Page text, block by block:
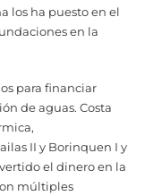
los ha puesto en el
en la
para financiar
de aguas. Costa
II y Borinquen I y
el dinero en la
múltiples